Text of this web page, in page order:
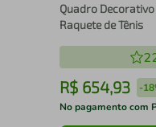
Quadro
Raquete de Tênis
R$ 654,93 -
No pagamento com